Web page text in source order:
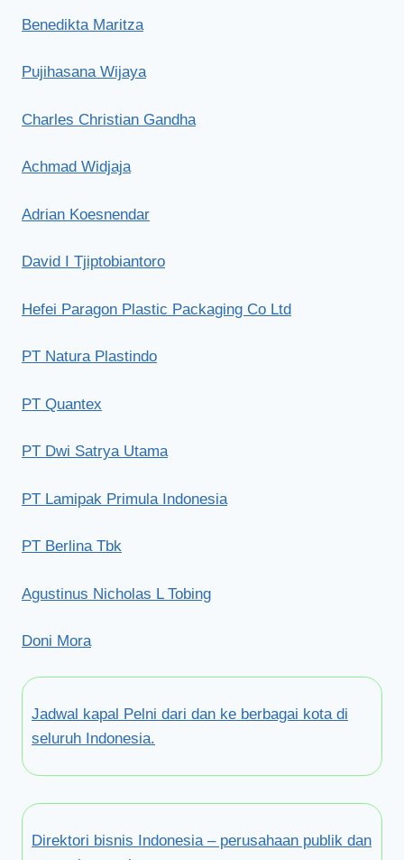
Benedikta Maritza
Pujihasana Wijaya
Charles Christian Gandha
Achmad Widjaja
Adrian Koesnendar
David I Tjiptobiantoro
Hefei Paragon Plastic Packaging Co Ltd
PT Natura Plastindo
PT Quantex
PT Dwi Satrya Utama
PT Lamipak Primula Indonesia
PT Berlina Tbk
Agustinus Nicholas L Tobing
Doni Mora
Jadwal kapal Pelni dari dan ke berbagai kota di
seluruh Indonesia.
Direktori bisnis Indonesia – perusahaan publik dan